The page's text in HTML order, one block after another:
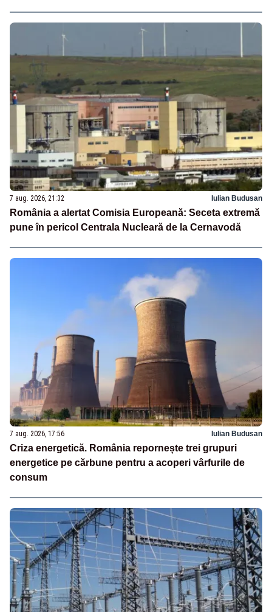
7 aug. 2026, 21:32 Iulian Budusan
România a alertat Comisia Europeană: Seceta extremă
pune în pericol Centrala Nucleară de la Cernavodă
7 aug. 2026, 17:56 Iulian Budusan
Criza energetică. România repornește trei grupuri
energetice pe cărbune pentru a acoperi vârfurile de
consum